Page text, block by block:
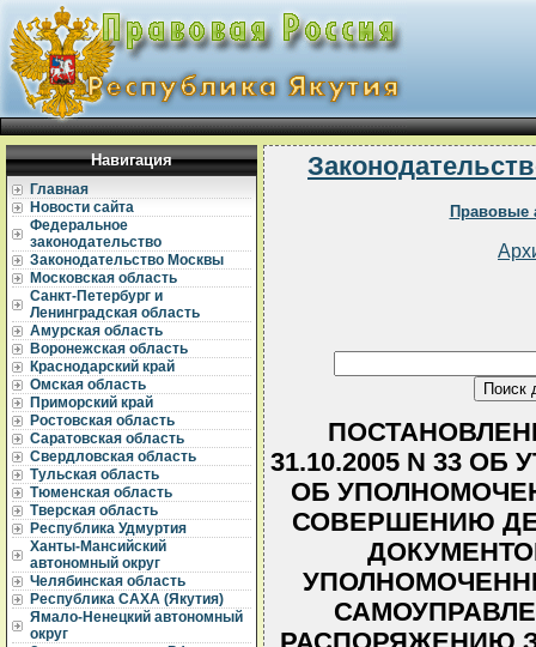
Навигация
Главная
Новости сайта
Федеральное
законодательство
Законодательство Москвы
Московская область
Санкт-Петербург и
Ленинградская область
Амурская область
Воронежская область
Краснодарский край
Омская область
Приморский край
Ростовская область
Саратовская область
Свердловская область
Тульская область
Тюменская область
Тверская область
Республика Удмуртия
Ханты-Мансийский
автономный округ
Челябинская область
Республика САХА (Якутия)
Ямало-Ненецкий автономный
округ
Правовые
31.10.2005 N 33
ОБ
СОВЕРШЕНИЮ